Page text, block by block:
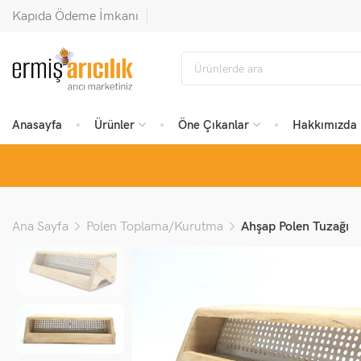
Kapıda Ödeme İmkanı
Anasayfa Ürünler Öne Çıkanlar Hakkımızda
Ana Sayfa Polen Toplama/Kurutma Ahşap Polen Tuzağı